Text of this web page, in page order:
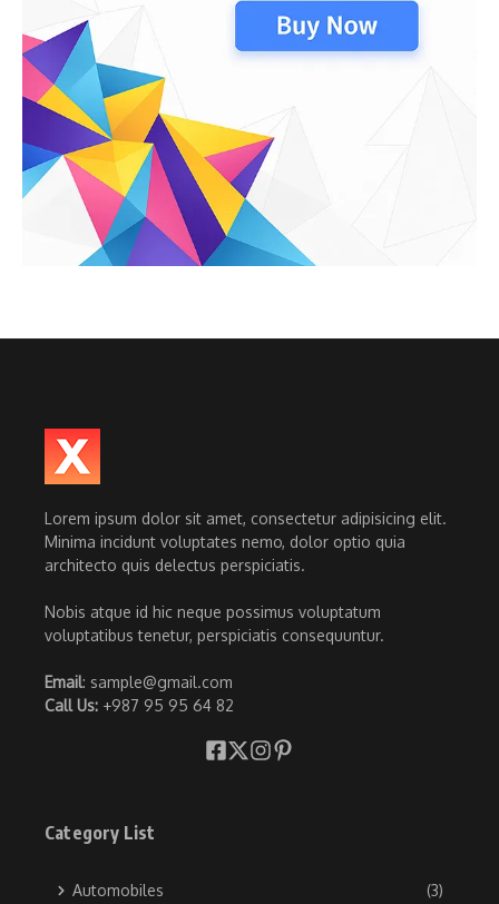
Lorem ipsum dolor sit amet, consectetur adipisicing elit.
Minima incidunt voluptates nemo, dolor optio quia
architecto quis delectus perspiciatis.
Nobis atque id hic neque possimus voluptatum
voluptatibus tenetur, perspiciatis consequuntur.
Email: sample@gmail.com
Call Us: +987 95 95 64 82
Category List
Automobiles (3)